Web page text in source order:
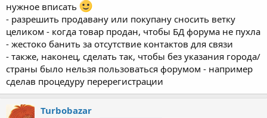
нужное вписать
- разрешить продавану или покупану сносить ветку
целиком - когда товар продан, чтобы БД форума не пухла
- жестоко банить за отсутствие контактов для связи
- также, наконец, сделать так, чтобы без указания города/
страны было нельзя пользоваться форумом - например
сделав процедуру перерегистрации
Turbobazar